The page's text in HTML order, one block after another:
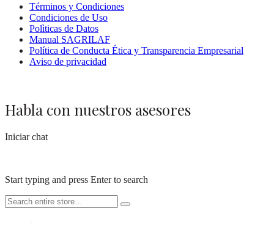
Términos y Condiciones
Condiciones de Uso
Polìticas de Datos
Manual SAGRILAF
Política de Conducta Ética y Transparencia Empresarial
Aviso de privacidad
Habla con nuestros asesores
Iniciar chat
Start typing and press Enter to search